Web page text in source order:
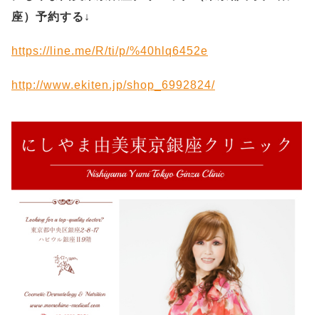
座）予約する ↓
https://line.me/R/ti/p/%40hlq6452e
http://www.ekiten.jp/shop_6992824/